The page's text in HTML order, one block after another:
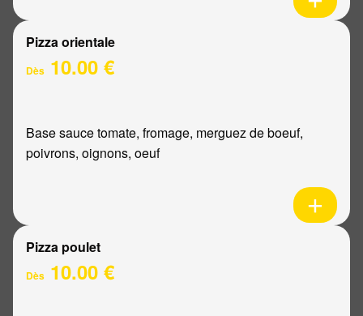
Pizza orientale
Dès 10.00 €
Base sauce tomate, fromage, merguez de boeuf,
poivrons, oignons, oeuf
Pizza poulet
Dès 10.00 €